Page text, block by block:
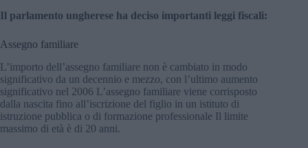
Il parlamento ungherese ha deciso importanti leggi fiscali:
Assegno familiare
L’importo dell’assegno familiare non è cambiato in modo
significativo da un decennio e mezzo, con l’ultimo aumento
significativo nel 2006 L’assegno familiare viene corrisposto
dalla nascita fino all’iscrizione del figlio in un istituto di
istruzione pubblica o di formazione professionale Il limite
massimo di età è di 20 anni.